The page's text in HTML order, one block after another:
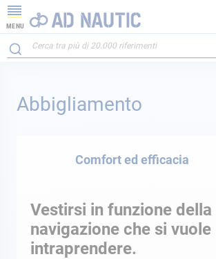
MENU
Abbigliamento
Comfort ed efficacia
Vestirsi in funzione della
navigazione che si vuole
intraprendere.